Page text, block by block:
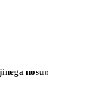
nosu«